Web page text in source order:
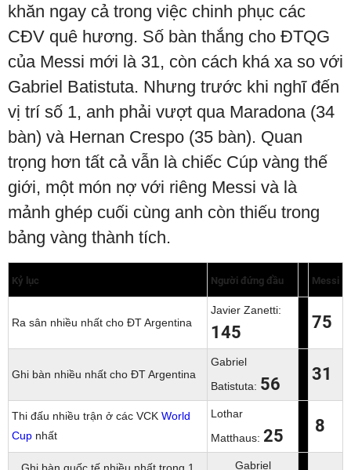
khăn ngay cả trong việc chinh phục các
CĐV quê hương. Số bàn thắng cho ĐTQG
của Messi mới là 31, còn cách khá xa so với
Gabriel Batistuta. Nhưng trước khi nghĩ đến
vị trí số 1, anh phải vượt qua Maradona (34
bàn) và Hernan Crespo (35 bàn). Quan
trọng hơn tất cả vẫn là chiếc Cúp vàng thế
giới, một món nợ với riêng Messi và là
mảnh ghép cuối cùng anh còn thiếu trong
bảng vàng thành tích.
Kỷ lục Người đứng đầu Messi
Ra sân nhiều nhất cho ĐT Argentina
Javier Zanetti:
145
75
Ghi bàn nhiều nhất cho ĐT Argentina
Gabriel
Batistuta: 56
31
Thi đấu nhiều trận ở các VCK World
Cup nhất
Lothar
Matthaus: 25
8
Ghi bàn quốc tế nhiều nhất trong 1 Gabriel